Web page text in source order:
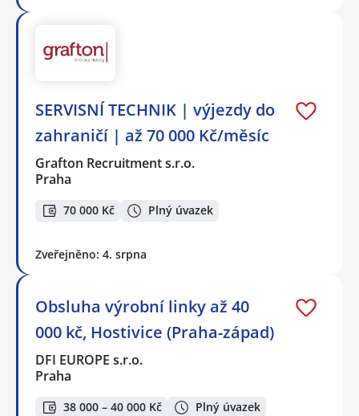
SERVISNÍ TECHNIK | výjezdy do
zahraničí | až 70 000 Kč/měsíc
Grafton Recruitment s.r.o.
Praha
70 000 Kč Plný úvazek
Zveřejněno: 4. srpna
Obsluha výrobní linky až 40
000 kč, Hostivice (Praha-západ)
DFI EUROPE s.r.o.
Praha
38 000 – 40 000 Kč
Plný úvazek